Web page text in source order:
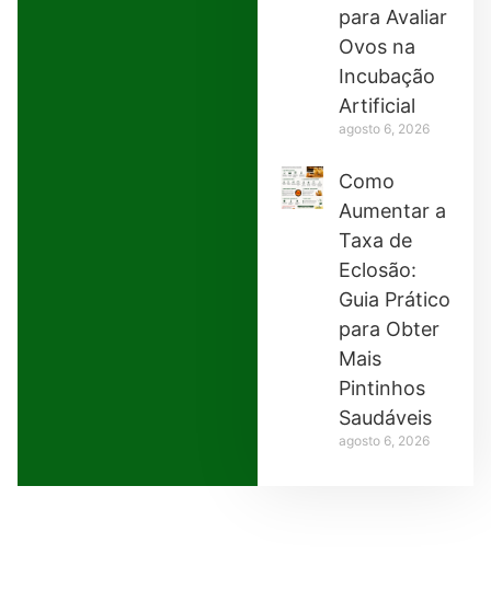
para Avaliar
Ovos na
Incubação
Artificial
agosto 6, 2026
Como
Aumentar a
Taxa de
Eclosão:
Guia Prático
para Obter
Mais
Pintinhos
Saudáveis
agosto 6, 2026